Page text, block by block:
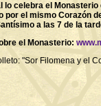
lo celebra el Monasterio
por el mismo Corazón
a las 7 de la
el Monasterio:
"Sor Filomena y el